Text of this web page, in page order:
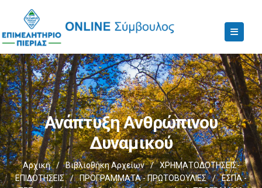
Ανάπτυξη Ανθρώπινου
Δυναμικού
Αρχική / Βιβλιοθήκη Αρχείων /
ΧΡΗΜΑΤΟΔΟΤΗΣΕΙΣ-
ΕΠΙΔΟΤΗΣΕΙΣ
/ ΠΡΟΓΡΑΜΜΑΤΑ - ΠΡΩΤΟΒΟΥΛΙΕΣ /
ΕΣΠΑ -